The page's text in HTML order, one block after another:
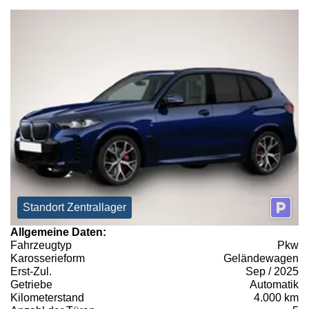
Standort Zentrallager
Allgemeine Daten:
Fahrzeugtyp
Pkw
Karosserieform
Geländewagen
Erst-Zul.
Sep / 2025
Getriebe
Automatik
Kilometerstand
4.000 km